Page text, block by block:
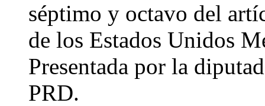
séptimo y octavo del
de los Estados Unidos
Presentada por la
PRD.